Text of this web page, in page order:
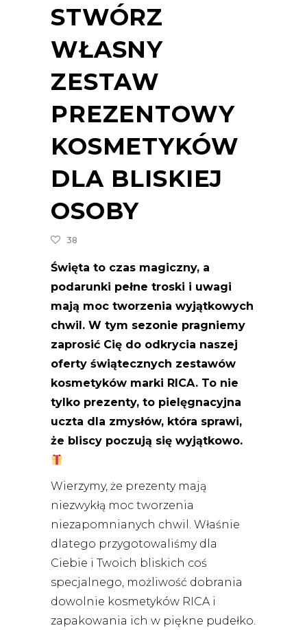
STWÓRZ
WŁASNY
ZESTAW
PREZENTOWY
KOSMETYKÓW
DLA BLISKIEJ
OSOBY
38
Święta to czas magiczny, a
podarunki pełne troski i uwagi
mają moc tworzenia wyjątkowych
chwil. W tym sezonie pragniemy
zaprosić Cię do odkrycia naszej
oferty świątecznych zestawów
kosmetyków marki RICA. To nie
tylko prezenty, to pielęgnacyjna
uczta dla zmysłów, która sprawi,
że bliscy poczują się wyjątkowo.
Wierzymy, że prezenty mają
niezwykłą moc tworzenia
niezapomnianych chwil. Właśnie
dlatego przygotowaliśmy dla
Ciebie i Twoich bliskich coś
specjalnego, możliwość dobrania
dowolnie kosmetyków RICA i
zapakowania ich w piękne pudełko.